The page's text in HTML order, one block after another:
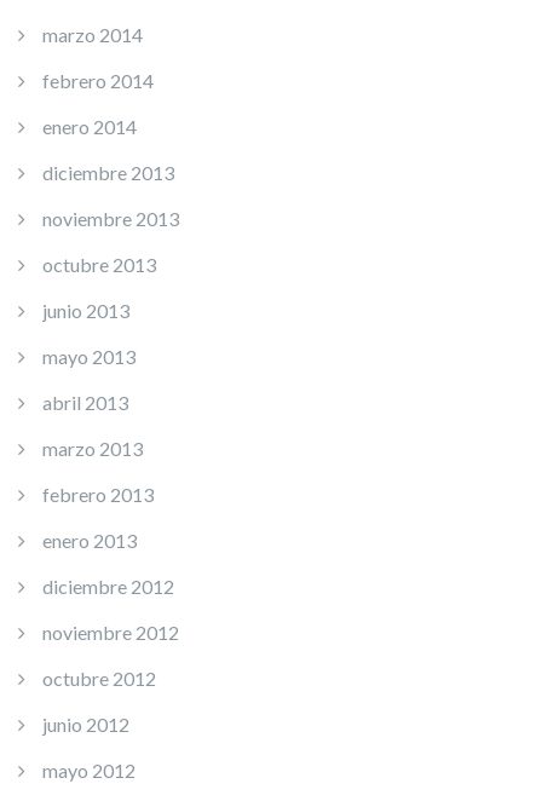
marzo 2014
febrero 2014
enero 2014
diciembre 2013
noviembre 2013
octubre 2013
junio 2013
mayo 2013
abril 2013
marzo 2013
febrero 2013
enero 2013
diciembre 2012
noviembre 2012
octubre 2012
junio 2012
mayo 2012